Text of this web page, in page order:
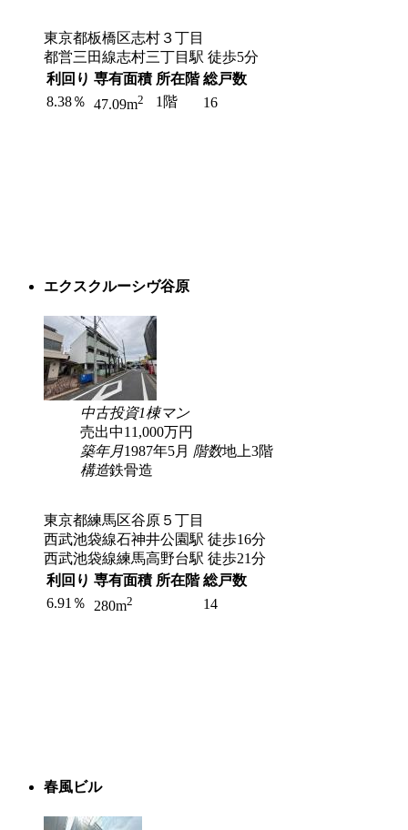
東京都板橋区志村３丁目
都営三田線志村三丁目駅 徒歩5分
利回り 専有面積 所在階 総戸数
8.38％ 47.09m2 1階 16
エクスクルーシヴ谷原
中古投資1棟マン
売出中11,000万円
築年月1987年5月 階数地上3階
構造鉄骨造
東京都練馬区谷原５丁目
西武池袋線石神井公園駅 徒歩16分
西武池袋線練馬高野台駅 徒歩21分
利回り 専有面積 所在階 総戸数
6.91％
280m2 14
春風ビル